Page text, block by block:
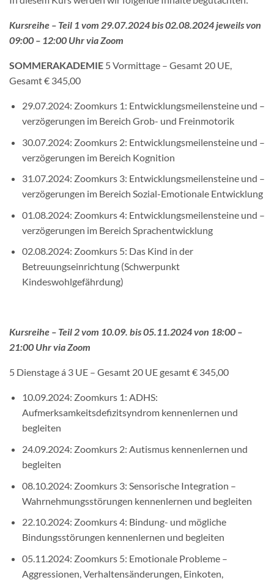
Kursreihe – Teil 1 vom 29.07.2024 bis 02.08.2024 jeweils von
09:00 – 12:00 Uhr via Zoom
SOMMERAKADEMIE 5 Vormittage – Gesamt 20 UE,
Gesamt € 345,00
29.07.2024: Zoomkurs 1: Entwicklungsmeilensteine und –
verzögerungen im Bereich Grob- und Freinmotorik
30.07.2024: Zoomkurs 2: Entwicklungsmeilensteine und –
verzögerungen im Bereich Kognition
31.07.2024: Zoomkurs 3: Entwicklungsmeilensteine und –
verzögerungen im Bereich Sozial-Emotionale Entwicklung
01.08.2024: Zoomkurs 4: Entwicklungsmeilensteine und –
verzögerungen im Bereich Sprachentwicklung
02.08.2024: Zoomkurs 5: Das Kind in der
Betreuungseinrichtung (Schwerpunkt
Kindeswohlgefährdung)
Kursreihe – Teil 2 vom 10.09. bis 05.11.2024 von 18:00 –
21:00 Uhr via Zoom
5 Dienstage á 3 UE – Gesamt 20 UE gesamt € 345,00
10.09.2024: Zoomkurs 1: ADHS:
Aufmerksamkeitsdefizitsyndrom kennenlernen und
begleiten
24.09.2024: Zoomkurs 2: Autismus kennenlernen und
begleiten
08.10.2024: Zoomkurs 3: Sensorische Integration –
Wahrnehmungsstörungen kennenlernen und begleiten
22.10.2024: Zoomkurs 4: Bindung- und mögliche
Bindungsstörungen kennenlernen und begleiten
05.11.2024: Zoomkurs 5: Emotionale Probleme –
Aggressionen, Verhaltensänderungen, Einkoten,